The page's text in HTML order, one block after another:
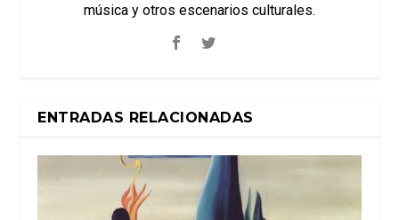
música y otros escenarios culturales.
ENTRADAS RELACIONADAS